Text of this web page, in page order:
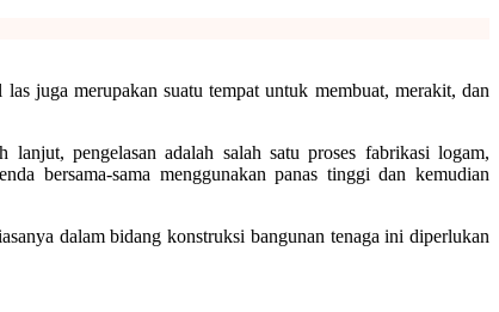
juga merupakan suatu tempat untuk membuat, merakit, dan
pengelasan adalah salah satu proses fabrikasi logam,
bersama-sama menggunakan panas tinggi dan kemudian
dalam bidang konstruksi bangunan tenaga ini diperlukan